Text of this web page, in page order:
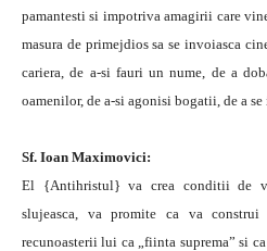
pamantesti si impotriva amagirii care
masura de primejdios sa se invoiasca
cariera, de a-si fauri un nume, de a
oamenilor, de a-si agonisi bogatii, de a
Sf. Ioan Maximovici:
El {Antihristul} va crea conditii de
slujeasca, va promite ca va
recunoasterii lui ca „fiinta suprema” si